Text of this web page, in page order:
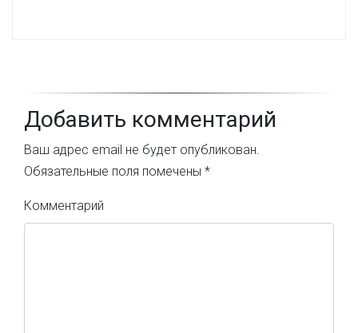
Добавить комментарий
Ваш адрес email не будет опубликован.
Обязательные поля помечены *
Комментарий